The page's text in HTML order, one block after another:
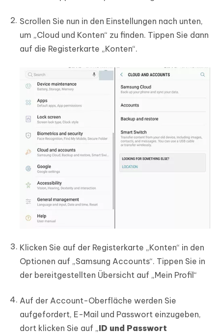
Scrollen Sie nun in den Einstellungen nach unten,
um „Cloud und Konten“ zu finden. Tippen Sie dann
auf die Registerkarte „Konten“.
Klicken Sie auf der Registerkarte „Konten“ in den
Optionen auf „Samsung Accounts“. Tippen Sie in
der bereitgestellten Übersicht auf „Mein Profil“
Auf der Account-Oberfläche werden Sie
aufgefordert, E-Mail und Passwort einzugeben,
dort klicken Sie auf „ID und Passwort